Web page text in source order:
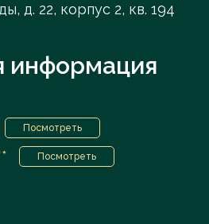
д. 22, корпус 2, кв. 194
информация
Посмотреть
Посмотреть